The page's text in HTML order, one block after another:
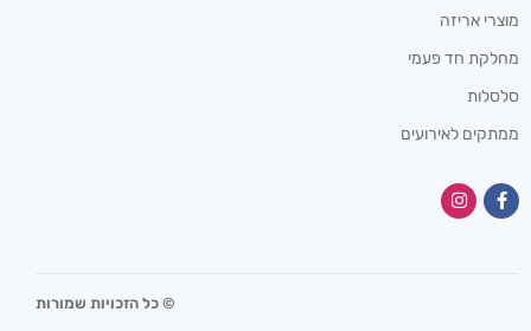
מוצרי אריזה
מחלקת חד פעמי
סלסלות
ממתקים לאירועים
© כל הזכויות שמורות